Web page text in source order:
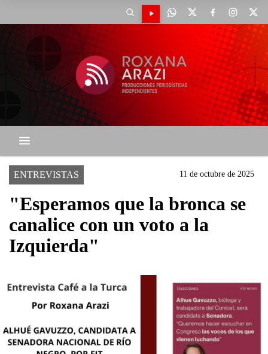
ENTREVISTAS 11 de octubre de 2025
"Esperamos que la bronca se
canalice con un voto a la
Izquierda"